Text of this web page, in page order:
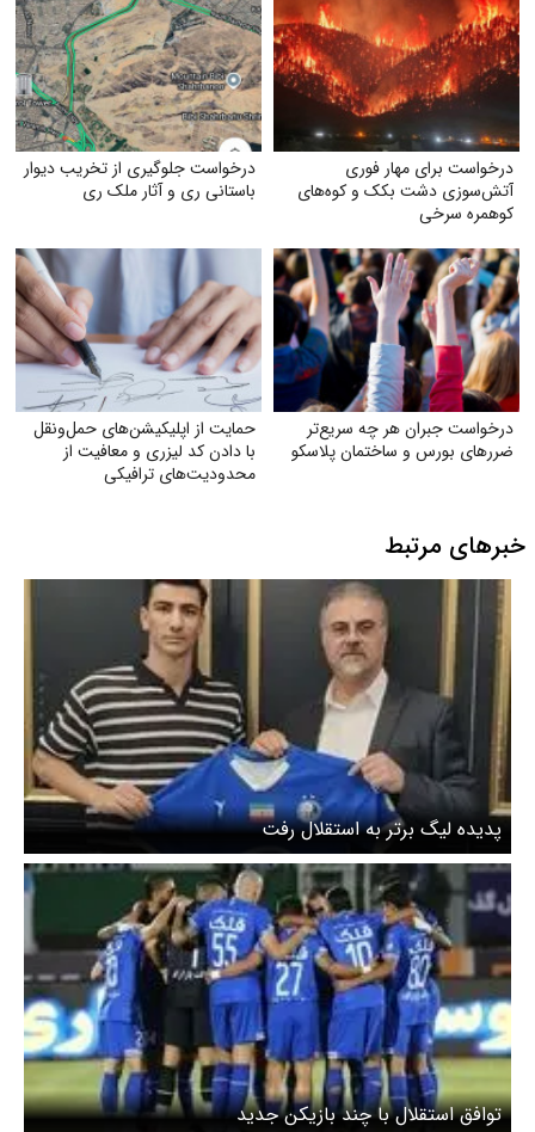
درخواست برای مهار فوری
آتش‌سوزی دشت بکک و کوه‌های
کوهمره‌ سرخی
درخواست جلوگیری از تخریب دیوار
باستانی ری و آثار ملک ری
درخواست جبران هر چه سریع‌تر
ضررهای بورس و ساختمان پلاسکو
حمایت از اپلیکیشن‌های حمل‌ونقل
با دادن کد لیزری و معافیت از
محدودیت‌های ترافیکی
خبرهای مرتبط
پدیده لیگ برتر به استقلال رفت
توافق استقلال با چند بازیکن جدید